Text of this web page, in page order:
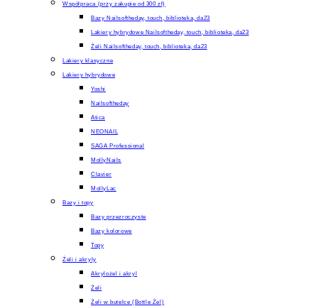
Współpraca (przy zakupie od 300 zł)
Bazy Nailsoftheday, touch, biblioteka, da23
Lakiery hybrydowe Nailsoftheday, touch, biblioteka, da23
Żeli Nailsoftheday, touch, biblioteka, da23
Lakiery klasyczne
Lakiery hybrydowe
Yoshi
Nailsoftheday
Atica
NEONAIL
SAGA Professional
MollyNails
Clavier
MollyLac
Bazy i topy
Bazy przezroczyste
Bazy kolorowe
Topy
Żeli i akryly
Akrylożel i akryl
Żeli
Żeli w butelce (Bottle Żel)